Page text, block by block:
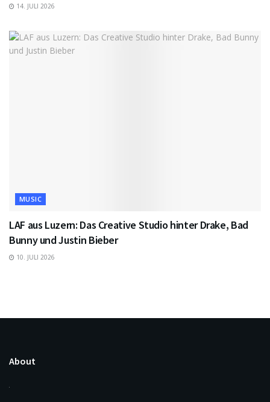
14. JULI 2026
MUSIC
LAF aus Luzern: Das Creative Studio hinter Drake, Bad
Bunny und Justin Bieber
10. JULI 2026
About